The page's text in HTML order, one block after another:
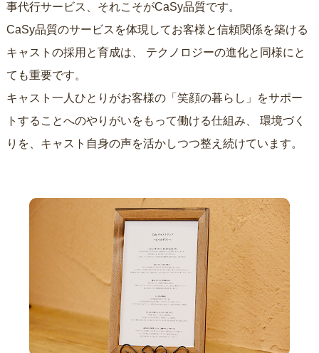
事代行サービス、それこそがCaSy品質です。
CaSy品質のサービスを体現してお客様と信頼関係を築ける
キャストの採用と育成は、
ても重要です。
キャスト一人ひとりがお客様の「笑顔の暮らし」をサポー
トすることへのやりがいをもって働ける仕組み、
りを、キャスト自身の声を活かしつつ整え続けています。